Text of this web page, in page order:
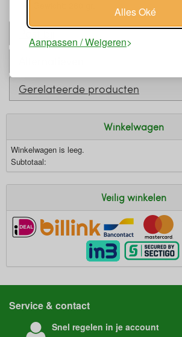
Alles Oké
Aanpassen / Weigeren
Past bij
Gerelateerde producten
Winkelwagen
Winkelwagen is leeg.
Subtotaal:
Veilig winkelen
Service & contact
Snel regelen in je account